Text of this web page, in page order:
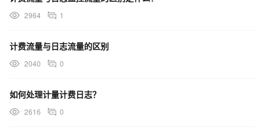
2964 1
计费流量与日志流量的区别
2040 0
如何处理计量计费日志？
2616 0